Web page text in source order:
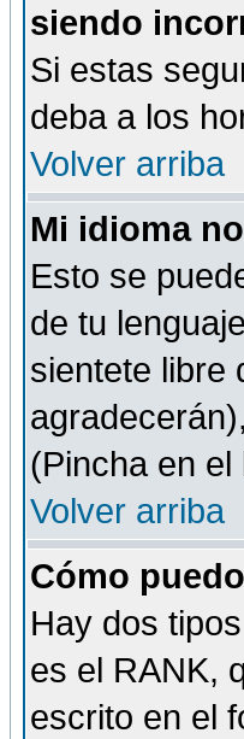
siendo
Si estas
deba a los
Volver arriba
Mi idioma
Esto se
de tu
sientete libre
(Pincha en
Volver arriba
Cómo
Hay dos
es el RANK,
escrito en el